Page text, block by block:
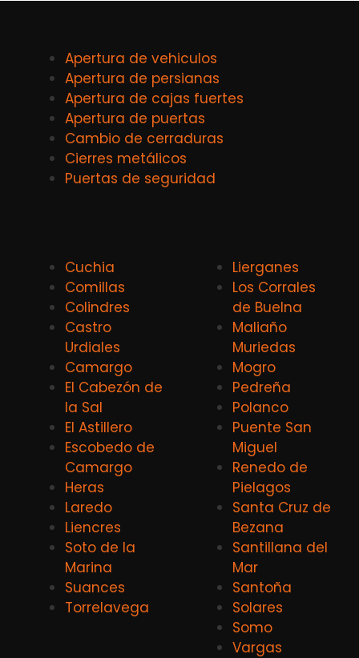
Apertura de vehiculos
Apertura de persianas
Apertura de cajas fuertes
Apertura de puertas
Cambio de cerraduras
Cierres metálicos
Puertas de seguridad
Cuchia
Comillas
Colindres
Castro
Urdiales
Camargo
El Cabezón de
la Sal
El Astillero
Escobedo de
Camargo
Heras
Laredo
Liencres
Soto de la
Marina
Suances
Torrelavega
Lierganes
Los Corrales
de Buelna
Maliaño
Muriedas
Mogro
Pedreña
Polanco
Puente San
Miguel
Renedo de
Pielagos
Santa Cruz de
Bezana
Santillana del
Mar
Santoña
Solares
Somo
Vargas